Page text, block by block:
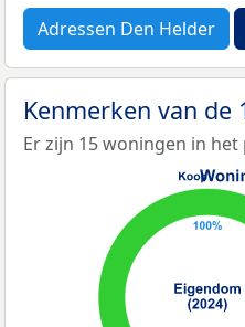
Adressen Den Helder
Kenmerken van de
Er zijn 15 woningen in het